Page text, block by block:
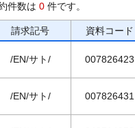
件数は 0 件です。
請求記号 資料コード
/EN/サト/ 007826423
/EN/サト/ 007826431